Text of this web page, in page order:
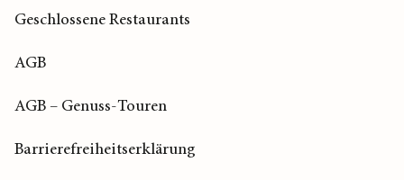
Geschlossene Restaurants
AGB
AGB – Genuss-Touren
Barrierefreiheitserklärung